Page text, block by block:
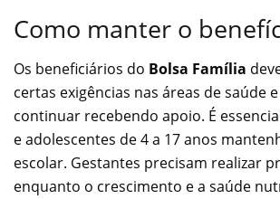
Como manter o
Os beneficiários do Bolsa Família
certas exigências nas áreas de saúde
continuar recebendo apoio. É
e adolescentes de 4 a 17 anos
escolar. Gestantes precisam realizar
enquanto o crescimento e a saúde